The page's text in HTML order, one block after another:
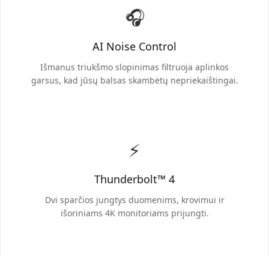
🎧
AI Noise Control
Išmanus triukšmo slopinimas filtruoja aplinkos
garsus, kad jūsų balsas skambėtų nepriekaištingai.
⚡
Thunderbolt™ 4
Dvi sparčios jungtys duomenims, krovimui ir
išoriniams 4K monitoriams prijungti.